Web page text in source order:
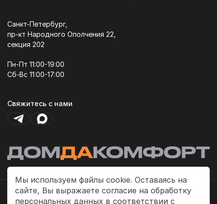
Мы используем файлы cookie. Оставаясь на
сайте, Вы выражаете согласие на обработку
персональных данных в соответствии с
Санкт-Петербург,
пр-кт Народного Ополчения 22,
секция 202
Пн-Пт 11:00-19:00
Сб-Вс 11:00-17:00
Свяжитесь с нами
Политика платежей